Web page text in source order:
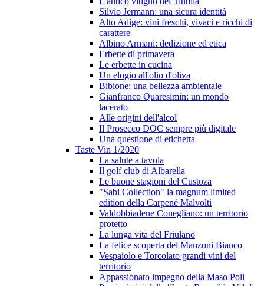
Silvio Jermann: una sicura identità
Alto Adige: vini freschi, vivaci e ricchi di
carattere
Albino Armani: dedizione ed etica
Erbette di primavera
Le erbette in cucina
Un elogio all'olio d'oliva
Bibione: una bellezza ambientale
Gianfranco Quaresimin: un mondo
lacerato
Alle origini dell'alcol
Il Prosecco DOC sempre più digitale
Una questione di etichetta
Taste Vin 1/2020
La salute a tavola
Il golf club di Albarella
Le buone stagioni del Custoza
"Sabi Collection" la magnum limited
edition della Carpenè Malvolti
Valdobbiadene Conegliano: un territorio
protetto
La lunga vita del Friulano
La felice scoperta del Manzoni Bianco
Vespaiolo e Torcolato grandi vini del
territorio
Appassionato impegno della Maso Poli